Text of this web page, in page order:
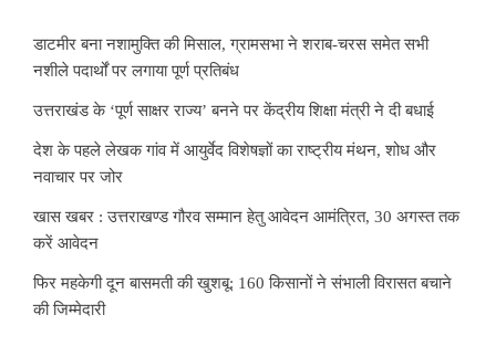
डाटमीर बना नशामुक्ति की मिसाल, ग्रामसभा ने शराब-चरस समेत सभी
नशीले पदार्थों पर लगाया पूर्ण प्रतिबंध
उत्तराखंड के ‘पूर्ण साक्षर राज्य’ बनने पर केंद्रीय शिक्षा मंत्री ने दी बधाई
देश के पहले लेखक गांव में आयुर्वेद विशेषज्ञों का राष्ट्रीय मंथन, शोध और
नवाचार पर जोर
खास खबर : उत्तराखण्ड गौरव सम्मान हेतु आवेदन आमंत्रित, 30 अगस्त तक
करें आवेदन
फिर महकेगी दून बासमती की खुशबू: 160 किसानों ने संभाली विरासत बचाने
की जिम्मेदारी